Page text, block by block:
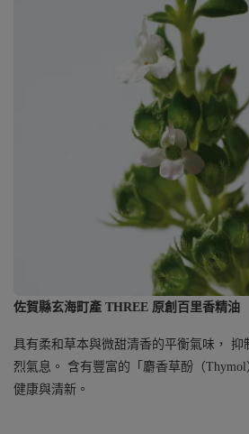
佐賀縣玄海町產 THREE 原創百里香精油
具有柔和草本與微甜清香的平衡氣味， 抑
烈氣息。 含有豐富的「麝香草酚（
健康與清新。